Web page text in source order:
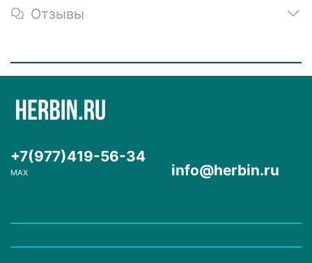
Отзывы
+7(977)419-56-34
MAX info@herbin.ru